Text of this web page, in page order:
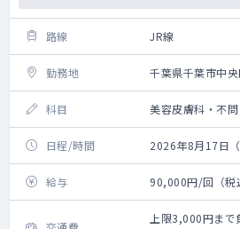
路線 JR線
勤務地 千葉県千葉市中央
科目 美容皮膚科・不問
日程/時間 2026年8月17日
給与 90,000円/回（税
上限3,000円ま